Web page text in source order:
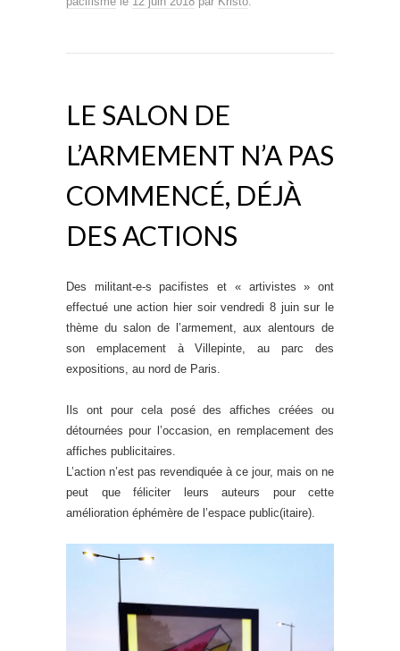
LE SALON DE
L’ARMEMENT N’A PAS
COMMENCÉ, DÉJÀ
DES ACTIONS
Des militant-e-s pacifistes et « artivistes » ont
effectué une action hier soir vendredi 8 juinsur le
thème du salon de l’armement, aux alentours de
son emplacement à Villepinte, au parc des
expositions, au nord de Paris.
Ils ont pour cela posé des affiches créées ou
détournées pour l’occasion, en remplacement des
affiches publicitaires.
L’action n’est pas revendiquée à ce jour, mais on ne
peut que féliciter leurs auteurs pour cette
amélioration éphémère de l’espace public(itaire).